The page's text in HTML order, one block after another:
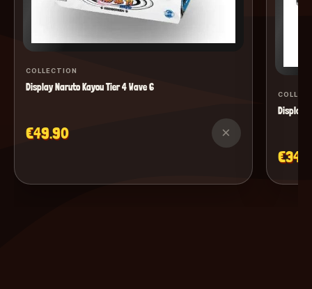
COLLECTION
Display Naruto Kayou Tier 4 Wave 6
€49.90 ×
Display